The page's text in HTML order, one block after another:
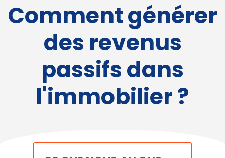
Comment générer
des revenus
passifs dans
l'immobilier ?